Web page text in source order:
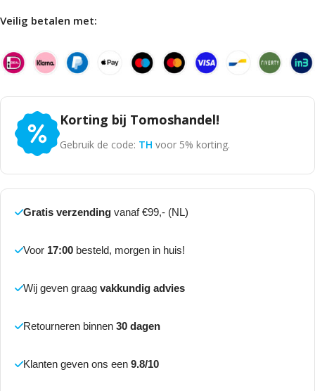
Veilig betalen met:
Korting bij Tomoshandel!
Gebruik de code: TH voor 5% korting.
Gratis verzending vanaf €99,- (NL)
Voor 17:00 besteld, morgen in huis!
Wij geven graag vakkundig advies
Retourneren binnen 30 dagen
Klanten geven ons een 9.8/10